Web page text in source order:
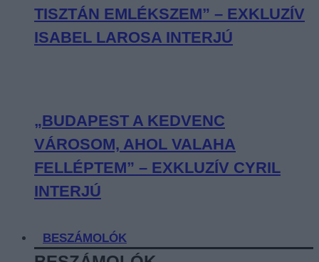
TISZTÁN EMLÉKSZEM” – EXKLUZÍV
ISABEL LAROSA INTERJÚ
„BUDAPEST A KEDVENC
VÁROSOM, AHOL VALAHA
FELLÉPTEM” – EXKLUZÍV CYRIL
INTERJÚ
BESZÁMOLÓK